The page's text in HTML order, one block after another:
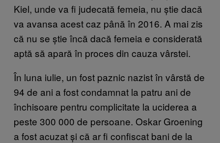
Kiel, unde va fi judecată femeia, nu știe dacă
va avansa acest caz până în 2016. A mai zis
că nu se știe încă dacă femeia e considerată
aptă să apară în proces din cauza vârstei.
În luna iulie, un fost paznic nazist în vârstă de
94 de ani a fost condamnat la patru ani de
închisoare pentru complicitate la uciderea a
peste 300 000 de persoane. Oskar Groening
a fost acuzat și că ar fi confiscat bani de la